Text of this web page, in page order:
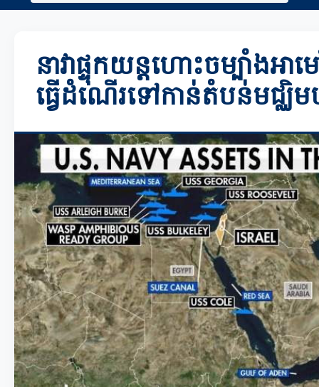
នាវាផ្ទុកយន្តហោះចម្បាំងអា
ធ្វើដំណើរទៅកាន់តំបន់មជ្ឈិម